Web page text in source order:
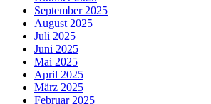
September 2025
August 2025
Juli 2025
Juni 2025
Mai 2025
April 2025
März 2025
Februar 2025